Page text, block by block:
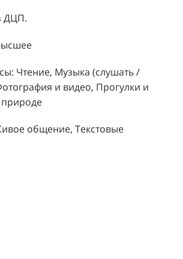
ДЦП.
Чтение, Музыка (слушать /
и видео, Прогулки и
общение, Текстовые